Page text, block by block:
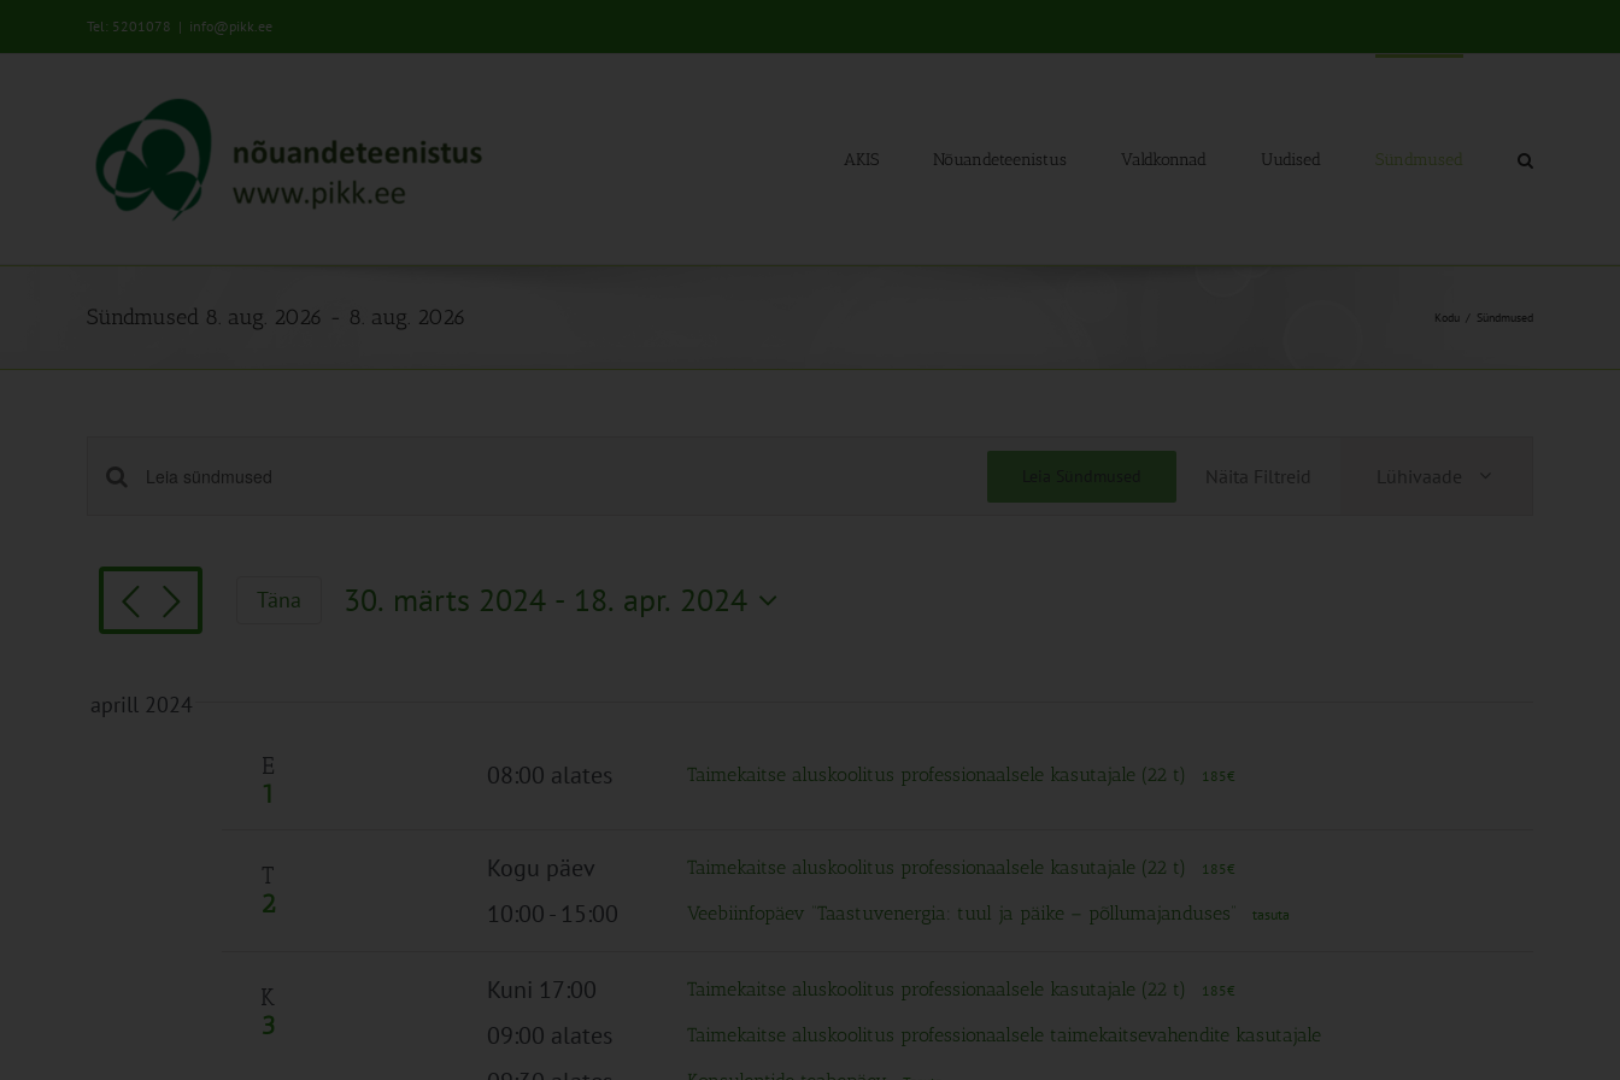
Tel: 5201078 | info@pikk.ee
AKIS Nõuandeteenistus Valdkonnad Uudised Sündmused
Sündmused 8. aug. 2026 - 8. aug. 2026 Kodu Sündmused
Sündmused
Views
Navigation
Enter
for
Sündmused
by
Näita Filtreid
Views
Lühivaade
Täna 30. märts 2024 - 18. apr. 2024
aprill 2024
E
1
08:00 alates Taimekaitse aluskoolitus professionaalsele kasutajale (22 t) 185€
T
2
Kogu päev Taimekaitse aluskoolitus professionaalsele kasutajale (22 t) 185€
10:00- 15:00 Veebiinfopäev “Taastuvenergia: tuul ja päike – põllumajanduses” tasuta
K
3
Kuni 17:00 Taimekaitse aluskoolitus professionaalsele kasutajale (22 t) 185€
09:00 alates Taimekaitse aluskoolitus professionaalsele taimekaitsevahendite kasutajale